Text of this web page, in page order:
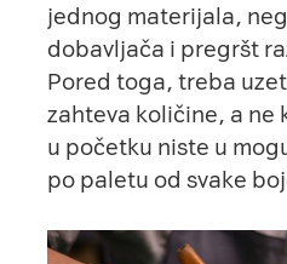
jednog materijala,
dobavljača i pregršt
Pored toga, treba
zahteva količine, a ne
u početku niste u
po paletu od svake